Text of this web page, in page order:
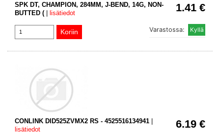
1.41 €
SPK DT, CHAMPION, 284MM, J-BEND, 14G, NON-
BUTTED ( | lisätiedot
Varastossa:
6.19 €
CONLINK DID525ZVMX2 RS - 4525516134941
lisätiedot